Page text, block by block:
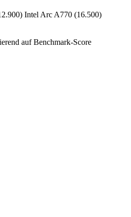
Intel Arc A770 (16.500)
auf Benchmark-Score